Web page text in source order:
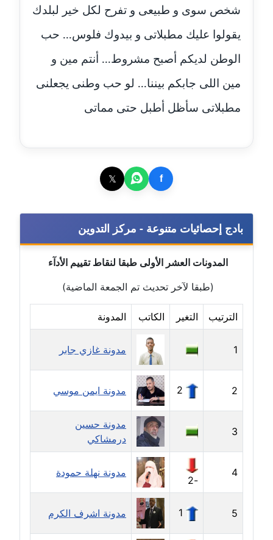
عاملة
مدونة أحمد مليجي
عاملة
مدونة اريج الشرفا
عاملة
مدونة اسلام أبو علم
عاملة
مدونة أسماء كاشف
مدونة أسماء نور الدين
عاملة
مدونة اسماعيل ابو زيد
عاملة
مدونة اسماعيل محسن
عاملة
مدونة اسيمة اسامه
عاملة
مدونة أشرف القط
عاملة
مدونة اشرف الكرم
شخص سوى و طبيعى و تفرح لكل خير لبلدك
يقولوا عليك مطبلاتى و بيدوك فلوس... حب
الوطن لديكم أصبح مشروط... أنتم مين و
مين اللى جابكم بيننا... لو حب وطنى يجعلنى
مطبلاتى سأظل أطبل حتى مماتى
f
𝕏
بادج إحصائيات متنوعة - مركز التدوين
المدونات العشر الأولى طبقا لنقاط تقييم الأدآء
(طبقا لآخر تحديث تم الجمعة الماضية)
الترتيب التغير الكاتب المدونة
1 مدونة غازي جابر
2
2 مدونة ايمن موسي
3
مدونة حسين
درمشاكي
4
-2
مدونة نهلة حمودة
5
1 مدونة اشرف الكرم